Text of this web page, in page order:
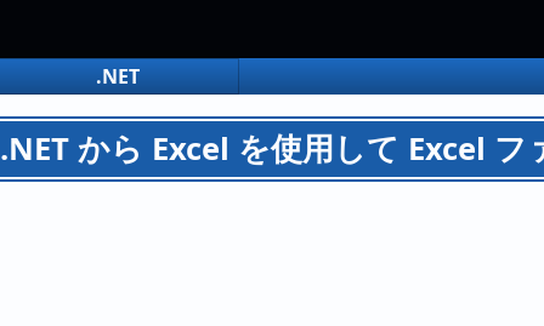
.NET
.NET から Excel を使用して Excel フ